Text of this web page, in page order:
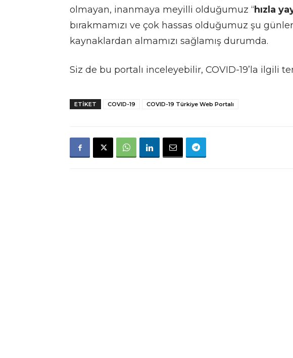
olmayan, inanmaya meyilli olduğumuz “hızla
bırakmamızı ve çok hassas olduğumuz şu
kaynaklardan almamızı sağlamış durumda.
Siz de bu portalı inceleyebilir, COVID-19’la ilgili
ETIKET COVID-19 COVID-19 Türkiye Web Portalı